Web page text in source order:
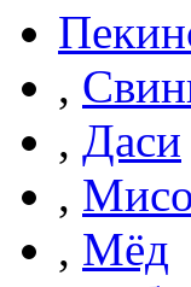
,
, Даси
, Мисо
, Мёд